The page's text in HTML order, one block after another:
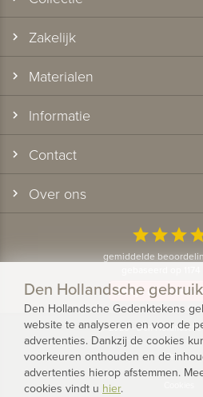
Zakelijk
Materialen
Informatie
Contact
Over ons
starstarstar
gemiddelde
Bekijk alle
© 2026 - Den
Privacy
Den Hollandsche
Den Hollandsche Gedenktekens
website te analyseren en voor de
advertenties. Dankzij de cookies
voorkeuren onthouden en de
advertenties hierop afstemmen.
cookies vindt u hier.